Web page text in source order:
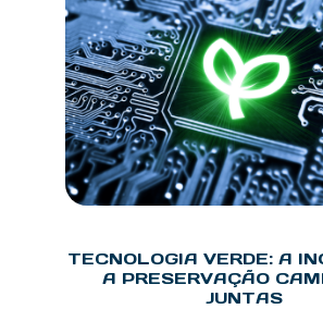
TECNOLOGIA VERDE: A
A PRESERVAÇÃO
JUNTAS